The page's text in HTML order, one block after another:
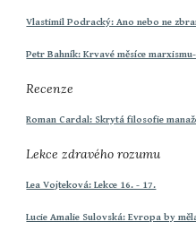
Vlastimil Podracký: Ano nebo ne
Petr Bahník: Krvavé měsíce
Recenze
Roman Cardal: Skrytá filosofie
Lekce zdravého rozumu
Lea Vojteková: Lekce 16. - 17.
Lucie Amalie Sulovská: Evropa by